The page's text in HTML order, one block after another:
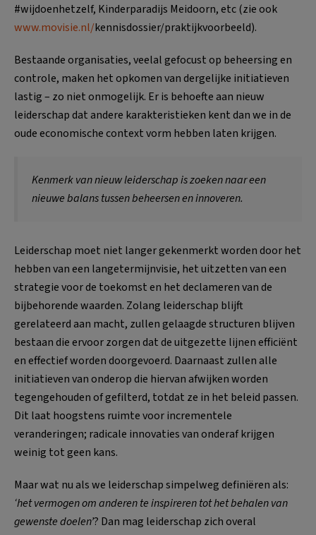
#wijdoenhetzelf, Kinderparadijs Meidoorn, etc (zie ook
www.movisie.nl/kennisdossier/praktijkvoorbeeld).
Bestaande organisaties, veelal gefocust op beheersing en
controle, maken het opkomen van dergelijke initiatieven
lastig – zo niet onmogelijk. Er is behoefte aan nieuw
leiderschap dat andere karakteristieken kent dan we in de
oude economische context vorm hebben laten krijgen.
Kenmerk van nieuw leiderschap is zoeken naar een
nieuwe balans tussen beheersen en innoveren.
Leiderschap moet niet langer gekenmerkt worden door het
hebben van een langetermijnvisie, het uitzetten van een
strategie voor de toekomst en het declameren van de
bijbehorende waarden. Zolang leiderschap blijft
gerelateerd aan macht, zullen gelaagde structuren blijven
bestaan die ervoor zorgen dat de uitgezette lijnen efficiënt
en effectief worden doorgevoerd. Daarnaast zullen alle
initiatieven van onderop die hiervan afwijken worden
tegengehouden of gefilterd, totdat ze in het beleid passen.
Dit laat hoogstens ruimte voor incrementele
veranderingen; radicale innovaties van onderaf krijgen
weinig tot geen kans.
Maar wat nu als we leiderschap simpelweg definiëren als:
‘het vermogen om anderen te inspireren tot het behalen van
gewenste doelen’? Dan mag leiderschap zich overal